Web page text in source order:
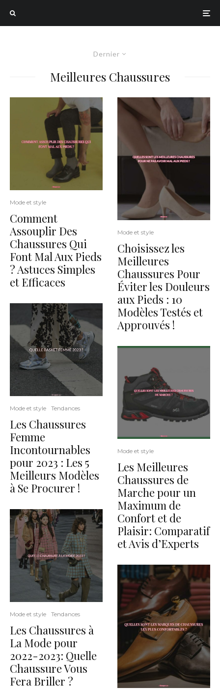
Dernier
Meilleures Chaussures
Mode et style
Comment
Assouplir Des
Chaussures Qui
Font Mal Aux Pieds
? Astuces Simples
et Efficaces
Mode et style Tendances
Les Chaussures
Femme
Incontournables
pour 2023 : Les 5
Meilleurs Modèles
à Se Procurer !
Mode et style Tendances
Les Chaussures à
La Mode pour
2022-2023: Quelle
Chaussure Vous
Fera Briller ?
Mode et style
Choisissez les
Meilleures
Chaussures Pour
Éviter les Douleurs
aux Pieds : 10
Modèles Testés et
Approuvés !
Mode et style
Les Meilleures
Chaussures de
Marche pour un
Maximum de
Confort et de
Plaisir: Comparatif
et Avis d’Experts